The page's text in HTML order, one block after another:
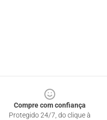
Compre com confiança
Protegido 24/7, do clique à